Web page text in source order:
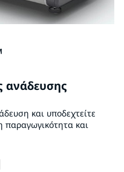
ανάδευσης
και υποδεχτείτε
και